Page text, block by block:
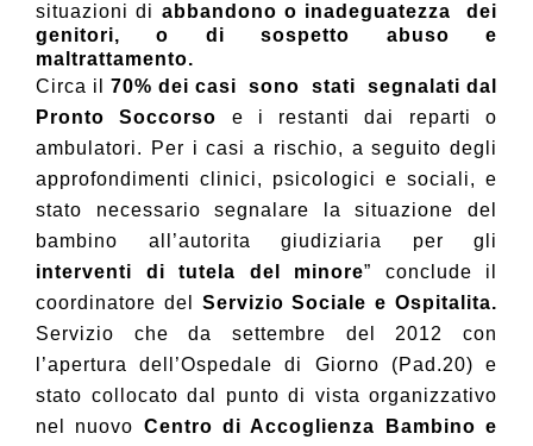
situazioni di abbandono o inadeguatezza dei
genitori, o di sospetto abuso e
maltrattamento.
Circa il 70% dei casi sono stati segnalati dal
Pronto Soccorso e i restanti dai reparti o
ambulatori. Per i casi a rischio, a seguito degli
approfondimenti clinici, psicologici e sociali, e
stato necessario segnalare la situazione del
bambino all’autorita giudiziaria per gli
interventi di tutela del minore” conclude il
coordinatore del Servizio Sociale e Ospitalita.
Servizio che da
settembre del 2012 con
l’apertura dell’Ospedale di Giorno (Pad.20) e
stato collocato dal punto di vista organizzativo
nel nuovo Centro di Accoglienza Bambino e